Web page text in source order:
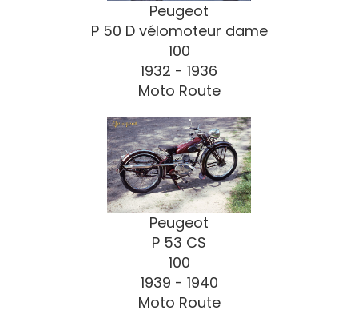
Peugeot
P 50 D vélomoteur dame
100
1932 - 1936
Moto Route
Peugeot
P 53 CS
100
1939 - 1940
Moto Route